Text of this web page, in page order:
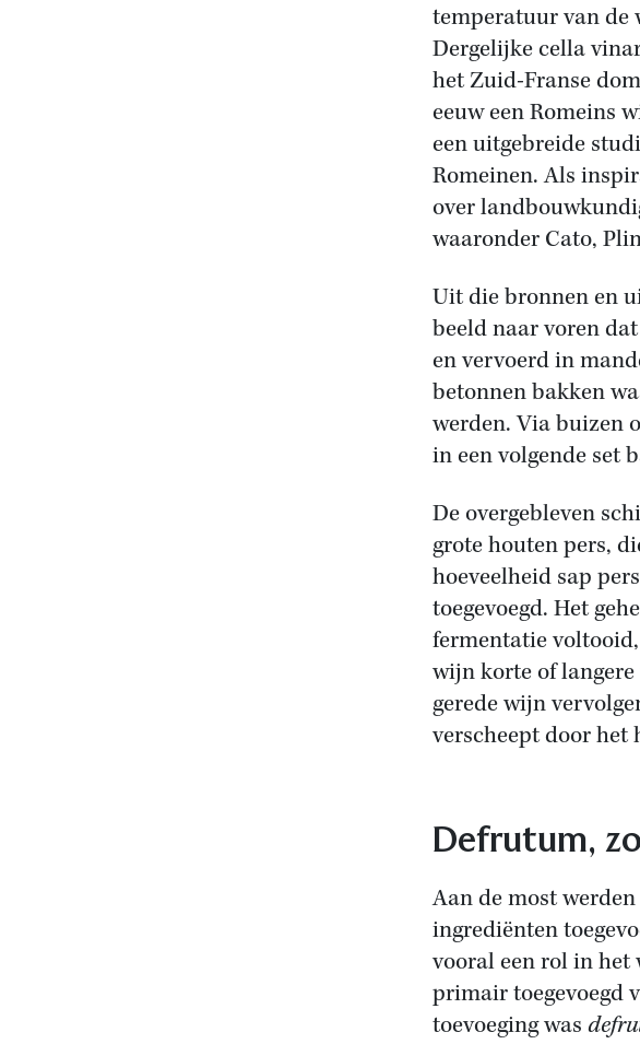
temperatuur van de
Dergelijke cella
het Zuid-Franse
eeuw een Romeins
een uitgebreide
Romeinen. Als
over
waaronder Cato,
Uit die bronnen en
beeld naar voren
en vervoerd in
betonnen bakken
werden. Via buizen
in een volgende set
De overgebleven
grote houten pers,
hoeveelheid sap
toegevoegd. Het
fermentatie
wijn korte of
gerede wijn
verscheept door het
Defrutum,
Aan de most
ingrediënten
vooral een rol in het
primair toegevoegd
toevoeging was